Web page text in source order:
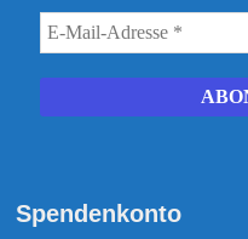
Spendenkonto